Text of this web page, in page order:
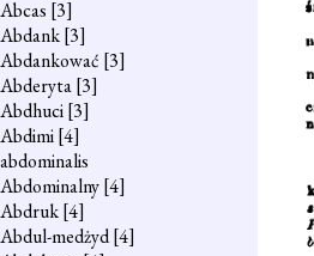
Abcas [3]
Abdank[3]
Abdankować [3]
Abderyta[3]
Abdhuci[3]
Abdimi[4]
abdominalis
Abdominalny[4]
Abdruk[4]
Abdul-medżyd[4]